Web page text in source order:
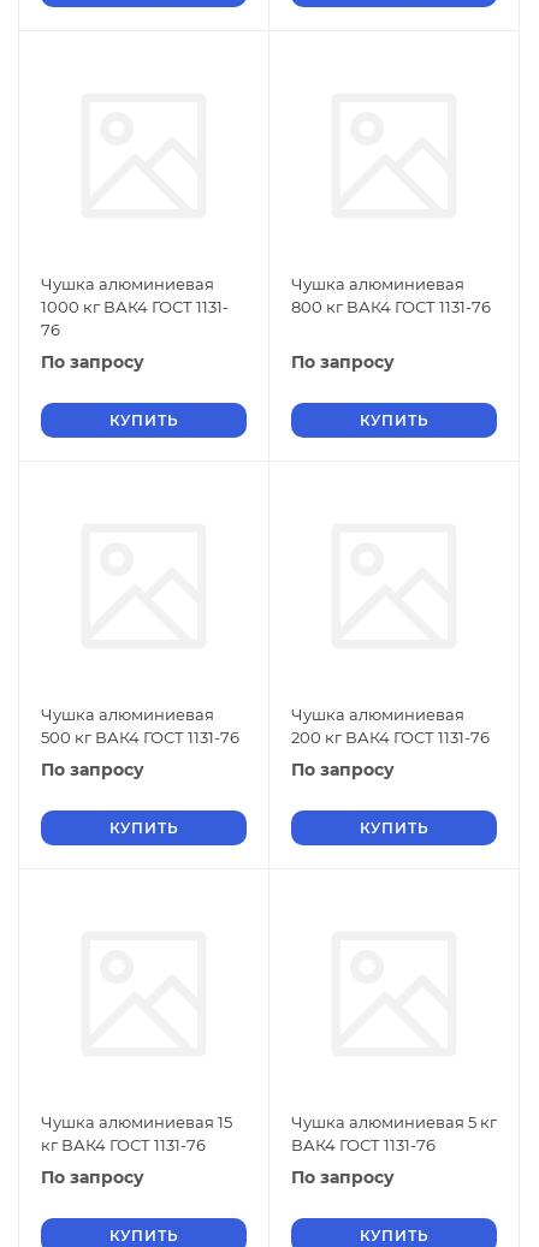
Чушка алюминиевая
1000 кг ВАК4 ГОСТ 1131-
76
По запросу
КУПИТЬ
Чушка алюминиевая
800 кг ВАК4 ГОСТ 1131-76
По запросу
КУПИТЬ
Чушка алюминиевая
500 кг ВАК4 ГОСТ 1131-76
По запросу
КУПИТЬ
Чушка алюминиевая
200 кг ВАК4 ГОСТ 1131-76
По запросу
КУПИТЬ
Чушка алюминиевая 15
кг ВАК4 ГОСТ 1131-76
По запросу
КУПИТЬ
Чушка алюминиевая 5 кг
ВАК4 ГОСТ 1131-76
По запросу
КУПИТЬ